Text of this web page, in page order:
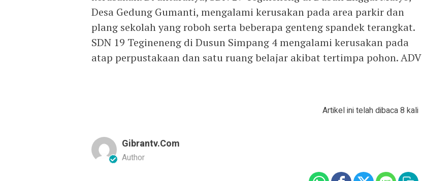
Desa Gedung Gumanti, mengalami kerusakan pada area parkir dan
plang sekolah yang roboh serta beberapa genteng spandek terangkat.
SDN 19 Tegineneng di Dusun Simpang 4 mengalami kerusakan pada
atap perpustakaan dan satu ruang belajar akibat tertimpa pohon. ADV
Artikel ini telah dibaca 8 kali
Gibrantv.com
Author